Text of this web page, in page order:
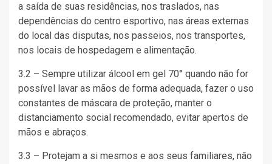
a saída de suas residências, nos traslados, nas
dependências do centro esportivo, nas áreas externas
do local das disputas, nos passeios, nos transportes,
nos locais de hospedagem e alimentação.
3.2 – Sempre utilizar álcool em gel 70° quando não for
possível lavar as mãos de forma adequada, fazer o uso
constantes de máscara de proteção, manter o
distanciamento social recomendado, evitar apertos de
mãos e abraços.
3.3 – Protejam a si mesmos e aos seus familiares, não